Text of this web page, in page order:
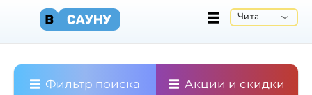
Чита
Фильтр поиска Акции и скидки